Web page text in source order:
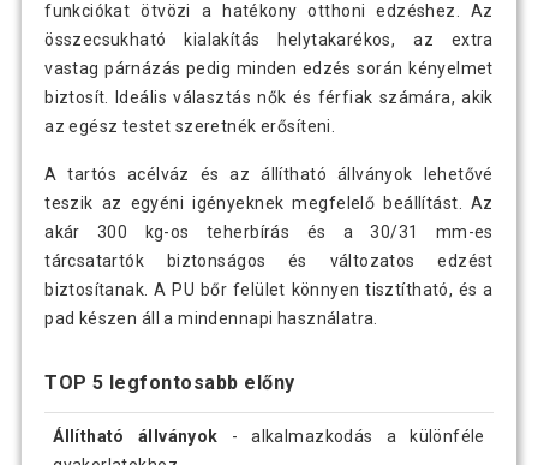
funkciókat ötvözi a hatékony otthoni edzéshez. Az
összecsukható kialakítás helytakarékos, az extra
vastag párnázás pedig minden edzés során kényelmet
biztosít. Ideális választás nők és férfiak számára, akik
az egész testet szeretnék erősíteni.
A tartós acélváz és az állítható állványok lehetővé
teszik az egyéni igényeknek megfelelő beállítást. Az
akár 300 kg-os teherbírás és a 30/31 mm-es
tárcsatartók biztonságos és változatos edzést
biztosítanak. A PU bőr felület könnyen tisztítható, és a
pad készen áll a mindennapi használatra.
TOP 5 legfontosabb előny
Állítható állványok - alkalmazkodás a különféle